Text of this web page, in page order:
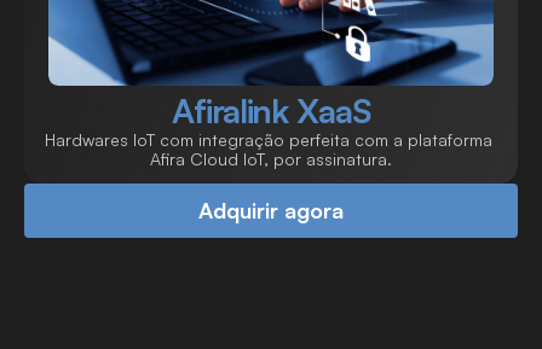
Afiralink XaaS
Hardwares IoT com integração perfeita com a plataforma
Afira Cloud IoT, por assinatura.
Adquirir agora